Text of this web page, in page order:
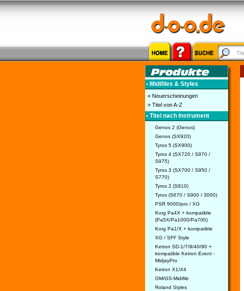
• Midifiles & Styles
» Neuerscheinungen
» Titel von A-Z
• Titel nach Instrument
Genos 2 (Genos)
Genos (SX920)
Tyros 5 (SX900)
Tyros 4 (SX720 / S970 /
S975)
Tyros 3 (SX700 / S950 /
S770)
Tyros 2 (S910)
Tyros (S670 / S900 / 3000)
PSR 9000/pro / XG
Korg Pa4X + kompatible
(Pa5X/Pa1000/Pa700)
Korg Pa1/X + kompatible
XG / SFF Style
Ketron SD-1/7/9/40/90 +
kompatible Ketron Event -
MidjayPro
Ketron X1/X4
GM/GS-Midifile
Roland Styles